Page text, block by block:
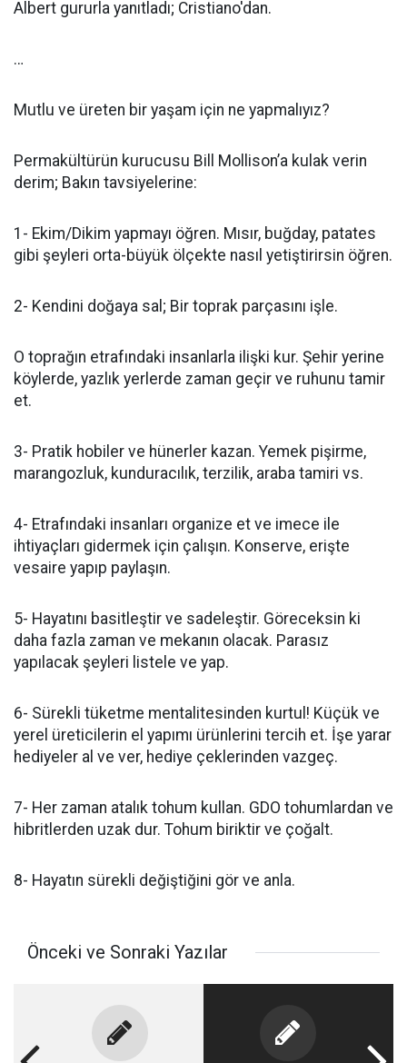
Albert gururla yanıtladı; Cristiano'dan.
…
Mutlu ve üreten bir yaşam için ne yapmalıyız?
Permakültürün kurucusu Bill Mollison’a kulak verin
derim; Bakın tavsiyelerine:
1- Ekim/Dikim yapmayı öğren. Mısır, buğday, patates
gibi şeyleri orta-büyük ölçekte nasıl yetiştirirsin öğren.
2- Kendini doğaya sal; Bir toprak parçasını işle.
O toprağın etrafındaki insanlarla ilişki kur. Şehir yerine
köylerde, yazlık yerlerde zaman geçir ve ruhunu tamir
et.
3- Pratik hobiler ve hünerler kazan. Yemek pişirme,
marangozluk, kunduracılık, terzilik, araba tamiri vs.
4- Etrafındaki insanları organize et ve imece ile
ihtiyaçları gidermek için çalışın. Konserve, erişte
vesaire yapıp paylaşın.
5- Hayatını basitleştir ve sadeleştir. Göreceksin ki
daha fazla zaman ve mekanın olacak. Parasız
yapılacak şeyleri listele ve yap.
6- Sürekli tüketme mentalitesinden kurtul! Küçük ve
yerel üreticilerin el yapımı ürünlerini tercih et. İşe yarar
hediyeler al ve ver, hediye çeklerinden vazgeç.
7- Her zaman atalık tohum kullan. GDO tohumlardan ve
hibritlerden uzak dur. Tohum biriktir ve çoğalt.
8- Hayatın sürekli değiştiğini gör ve anla.
Önceki ve Sonraki Yazılar